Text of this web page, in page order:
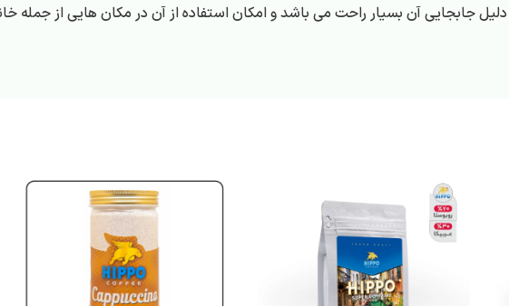
جابجایی آن بسیار راحت می باشد و امکان استفاده از آن در مکان هایی از جمله